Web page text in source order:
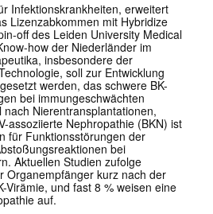
Infektionskrankheiten, erweitert
Lizenzabkommen mit Hybridize
off des Leiden University Medical
how der Niederländer im
insbesondere der
soll zur Entwicklung
werden, das schwere BK-
bei immungeschwächten
nach Nierentransplantationen,
assoziierte Nephropathie (BKN) ist
für Funktionsstörungen der
bei
Aktuellen Studien zufolge
Organempfänger kurz nach der
Virämie, und fast 8 % weisen eine
auf.